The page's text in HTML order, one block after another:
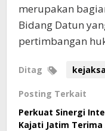
merupakan
Bidang Datun
pertimbangan
Ditag
Posting Terkait
Perkuat Sinergi
Kajati Jatim